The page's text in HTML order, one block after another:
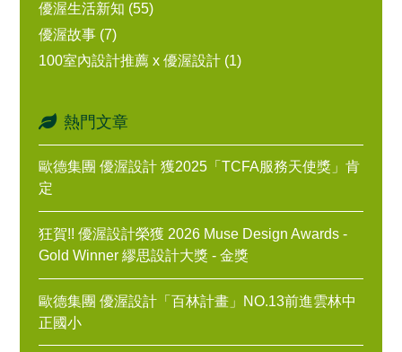
優渥生活新知 (55)
優渥故事 (7)
100室內設計推薦 x 優渥設計 (1)
熱門文章
歐德集團 優渥設計 獲2025「TCFA服務天使獎」肯
定
狂賀!! 優渥設計榮獲 2026 Muse Design Awards -
Gold Winner 繆思設計大獎 - 金獎
歐德集團 優渥設計「百林計畫」NO.13前進雲林中
正國小